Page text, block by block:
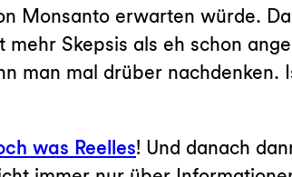
Monsanto erwarten würde.
Skepsis als eh schon
man mal drüber nachdenken.
was Reelles! Und danach